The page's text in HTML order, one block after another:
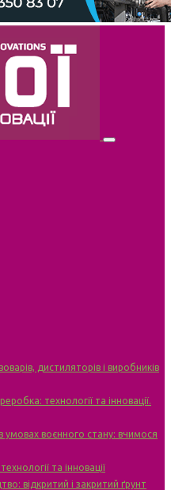
дистиляторів і виробників
технології та інновації.
умовах воєнного стану: вчимося
та інновації
відкритий і закритий ґрунт